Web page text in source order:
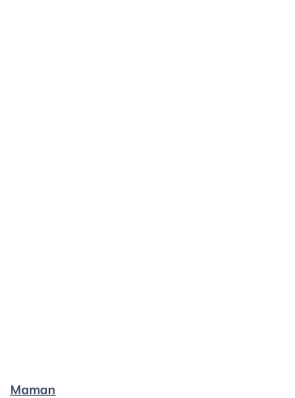
Maman